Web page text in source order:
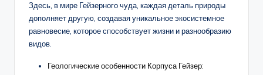
Здесь, в мире Гейзерного чуда, каждая деталь природы
дополняет другую, создавая уникальное экосистемное
равновесие, которое способствует жизни и разнообразию
видов.
Геологические особенности Корпуса Гейзер: